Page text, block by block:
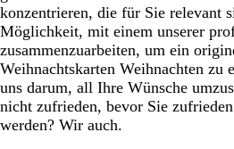
konzentrieren, die für Sie relevant
Möglichkeit, mit einem unserer
zusammenzuarbeiten, um ein
Weihnachtskarten Weihnachten zu
uns darum, all Ihre Wünsche
nicht zufrieden, bevor Sie
werden? Wir auch.